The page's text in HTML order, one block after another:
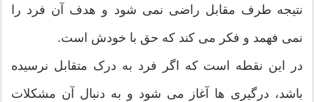
نتیجه طرف مقابل راضی نمی شود و هدف آن فرد را
نمی فهمد و فکر می کند که حق با خودش است.
در این نقطه است که اگر فرد به درک متقابل نرسیده
باشد، درگیری ها آغاز می شود و به دنبال آن مشکلات